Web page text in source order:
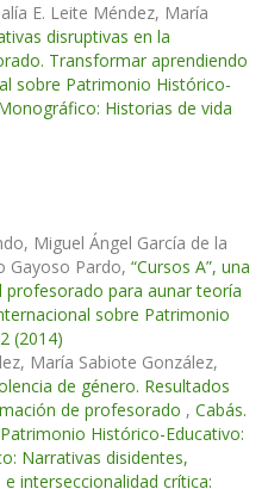
E. Leite Méndez, María
disruptivas en la
Transformar aprendiendo
sobre Patrimonio Histórico-
Historias de vida
Miguel Ángel García de la
Gayoso Pardo, “Cursos A”, una
para aunar teoría
sobre Patrimonio
(2014)
María Sabiote González,
de género. Resultados
de profesorado , Cabás.
Histórico-Educativo:
Narrativas disidentes,
interseccionalidad crítica: